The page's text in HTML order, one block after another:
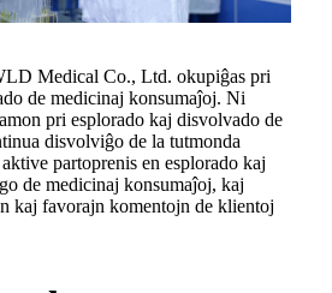
Medical Co., Ltd. okupiĝas pri
de medicinaj konsumaĵoj. Ni
pri esplorado kaj disvolvado de
disvolviĝo de la tutmonda
partoprenis en esplorado kaj
de medicinaj konsumaĵoj, kaj
kaj favorajn komentojn de klientoj